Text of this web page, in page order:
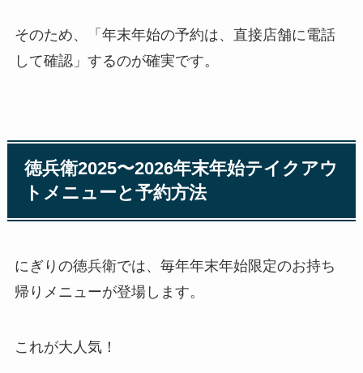
そのため、「年末年始の予約は、直接店舗に電話
して確認」するのが確実です。
徳兵衛2025〜2026年末年始テイクアウ
トメニューと予約方法
にぎりの徳兵衛では、毎年年末年始限定のお持ち
帰りメニューが登場します。
これが大人気！